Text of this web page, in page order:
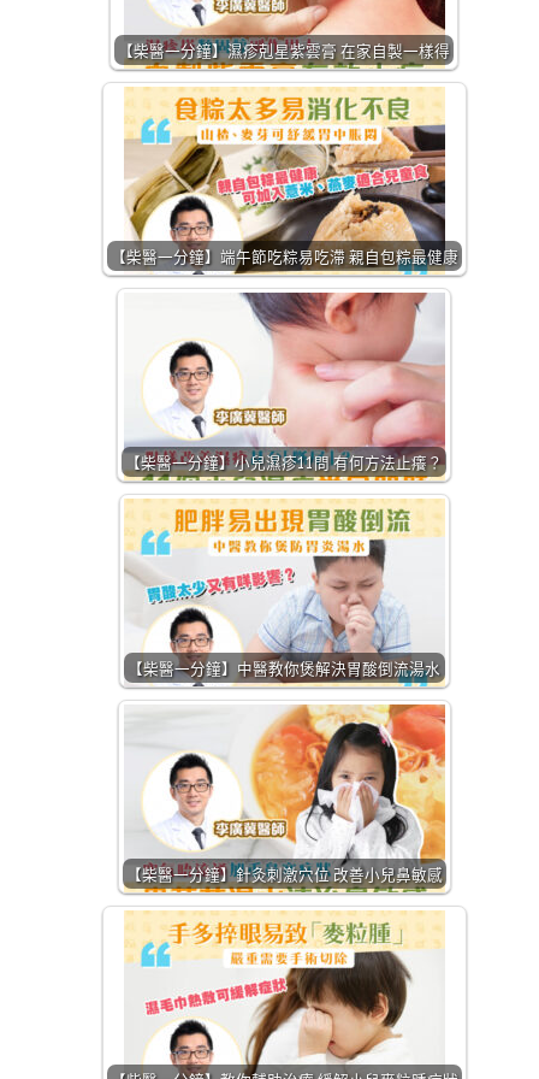
【柴醫一分鐘】濕疹剋星紫雲膏 在家自製一樣得
【柴醫一分鐘】端午節吃粽易吃滯 親自包粽最健康
【柴醫一分鐘】小兒濕疹11問 有何方法止癢？
【柴醫一分鐘】中醫教你煲解決胃酸倒流湯水
【柴醫一分鐘】針灸刺激穴位 改善小兒鼻敏感